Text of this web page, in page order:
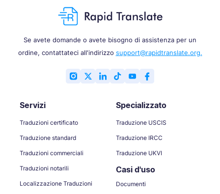
Se avete domande o avete bisogno di assistenza per un
ordine, contattateci all'indirizzo support@rapidtranslate.org.
Servizi
Traduzioni certificato
Traduzione standard
Traduzioni commerciali
Traduzioni notarili
Localizzazione Traduzioni
Specializzato
Traduzione USCIS
Traduzione IRCC
Traduzione UKVI
Casi d'uso
Documenti